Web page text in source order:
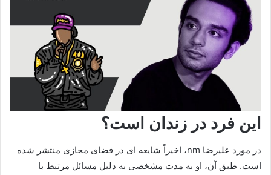
این فرد در زندان است؟
در مورد علیرضا nm، اخیراً شایعه‌ ای در فضای مجازی منتشر شده
است. طبق آن، او به مدت مشخصی به دلیل مسائل مرتبط با